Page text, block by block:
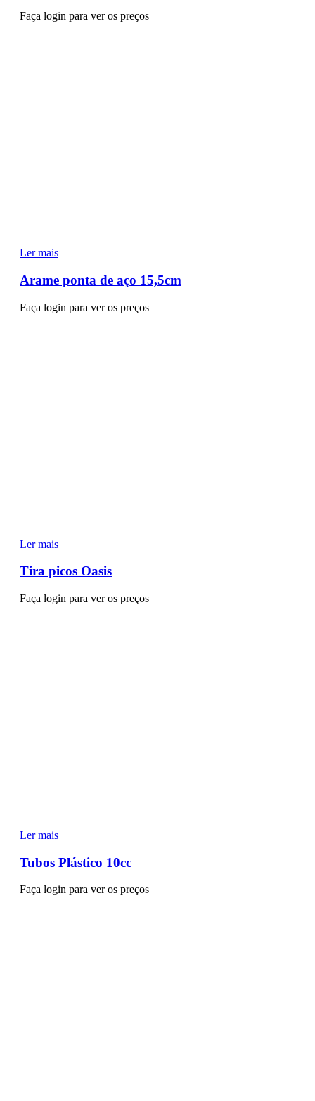
Faça login para ver os preços
Ler mais
Arame ponta de aço 15,5cm
Faça login para ver os preços
Ler mais
Tira picos Oasis
Faça login para ver os preços
Ler mais
Tubos Plástico 10cc
Faça login para ver os preços